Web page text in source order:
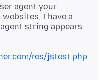
agent your
I have a
string appears
res/jstest.php